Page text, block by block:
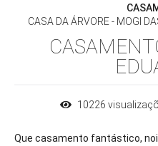
CASA DA ÁRVORE - MOGI
10226
Que casamento fantástico,